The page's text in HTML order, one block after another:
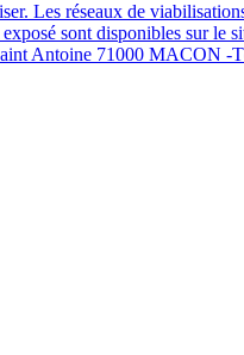
Les réseaux de
sont disponibles sur le
Antoine 71000 MACON -